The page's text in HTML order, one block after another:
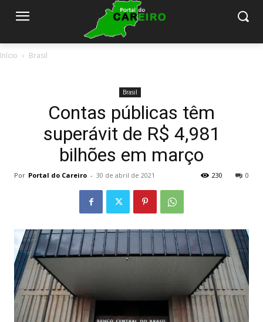
Início Brasil
Brasil
Contas públicas têm
superávit de R$ 4,981
bilhões em março
Por Portal do Careiro - 30 de abril de 2021 0
230